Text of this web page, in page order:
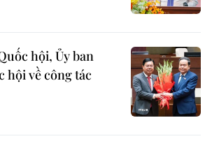
hội, Ủy ban
hội về công tác